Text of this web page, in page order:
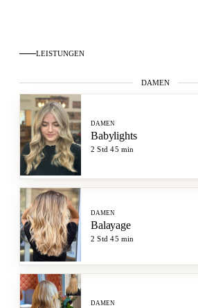
LEISTUNGEN
DAMEN
DAMEN
Babylights
2 Std 45 min
DAMEN
Balayage
2 Std 45 min
DAMEN